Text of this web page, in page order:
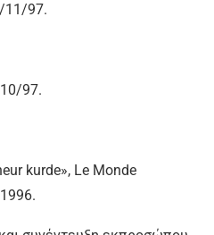
11/97.
97.
kurde», Le Monde